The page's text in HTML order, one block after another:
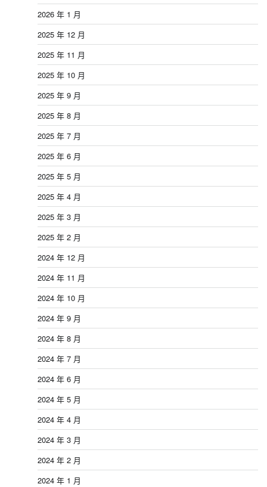
2026 年 1 月
2025 年 12 月
2025 年 11 月
2025 年 10 月
2025 年 9 月
2025 年 8 月
2025 年 7 月
2025 年 6 月
2025 年 5 月
2025 年 4 月
2025 年 3 月
2025 年 2 月
2024 年 12 月
2024 年 11 月
2024 年 10 月
2024 年 9 月
2024 年 8 月
2024 年 7 月
2024 年 6 月
2024 年 5 月
2024 年 4 月
2024 年 3 月
2024 年 2 月
2024 年 1 月